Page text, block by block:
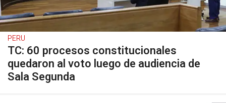
PERU
TC: 60 procesos constitucionales
quedaron al voto luego de audiencia de
Sala Segunda